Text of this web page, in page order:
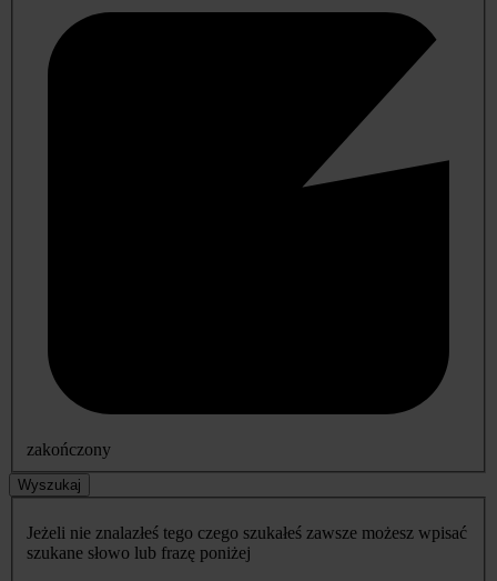
zakończony
Wyszukaj
Jeżeli nie znalazłeś tego czego szukałeś zawsze możesz wpisać
szukane słowo lub frazę poniżej